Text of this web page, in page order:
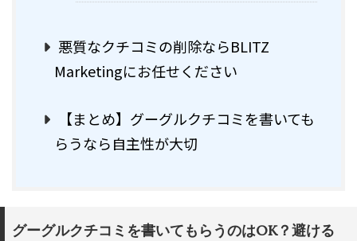
悪質なクチコミの削除ならBLITZ
Marketingにお任せください
【まとめ】グーグルクチコミを書いても
らうなら自主性が大切
グーグルクチコミを書いてもらうのはOK？避ける